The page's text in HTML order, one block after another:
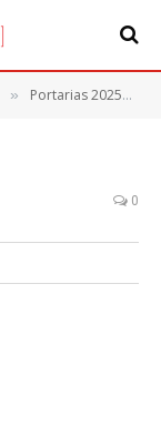
» Portarias 2025
0